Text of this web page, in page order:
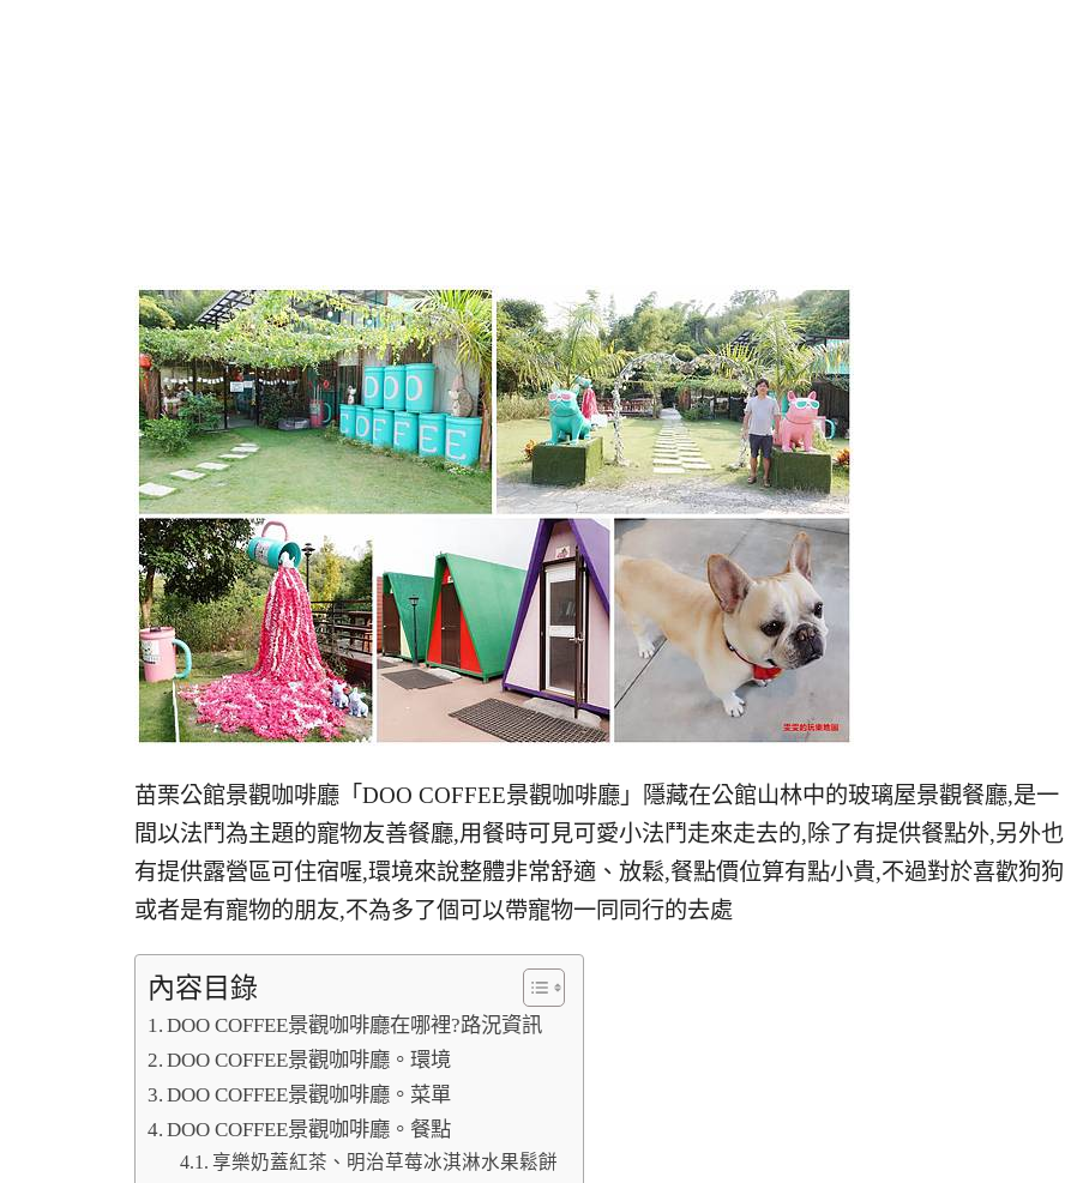
苗栗公館景觀咖啡廳「DOO COFFEE景觀咖啡廳」隱藏在公館山林中的玻璃屋景觀餐廳,是一
間以法鬥為主題的寵物友善餐廳,用餐時可見可愛小法鬥走來走去的,除了有提供餐點外,另外也
有提供露營區可住宿喔,環境來說整體非常舒適、放鬆,餐點價位算有點小貴,不過對於喜歡狗狗
或者是有寵物的朋友,不為多了個可以帶寵物一同同行的去處
內容目錄
DOO COFFEE景觀咖啡廳在哪裡?路況資訊
DOO COFFEE景觀咖啡廳。環境
DOO COFFEE景觀咖啡廳。菜單
DOO COFFEE景觀咖啡廳。餐點
享樂奶蓋紅茶、明治草莓冰淇淋水果鬆餅